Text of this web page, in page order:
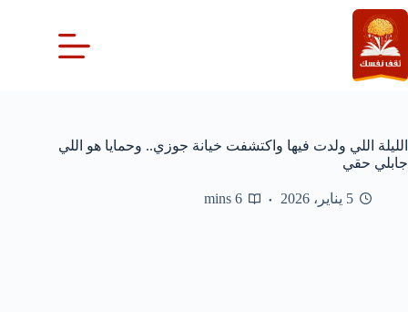
التجاوز
إلى
المحتوى
الليلة اللي ولدت فيها واكتشفت خيانة جوزي.. وحمايا هو اللي
جابلي حقي
5 يناير، 2026 6 mins